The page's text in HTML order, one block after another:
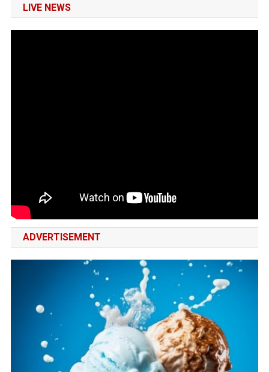
LIVE NEWS
ADVERTISEMENT